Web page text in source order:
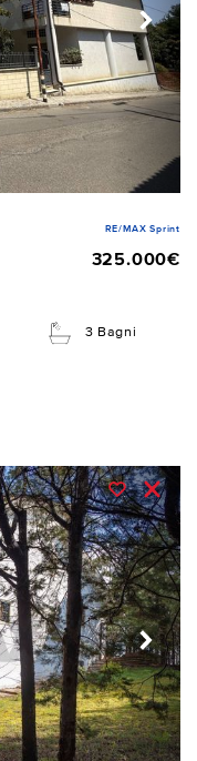
RE/MAX Sprint
325.000€
3 Bagni